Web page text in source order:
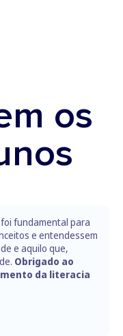
os
foi fundamental para
e entendessem
e aquilo que,
Obrigado ao
da literacia